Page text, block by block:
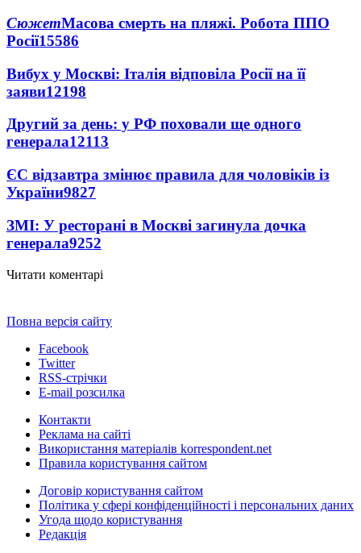
СюжетМасова смерть на пляжі. Робота ППО
Росії15586
Вибух у Москві: Італія відповіла Росії на її
заяви12198
Другий за день: у РФ поховали ще одного
генерала12113
ЄС відзавтра змінює правила для чоловіків із
України9827
ЗМІ: У ресторані в Москві загинула дочка
генерала9252
Читати коментарі
Повна версія сайту
Facebook
Twitter
RSS-стрічки
E-mail розсилка
Контакти
Реклама на сайті
Використання матеріалів korrespondent.net
Правила користування сайтом
Договір користування сайтом
Політика у сфері конфіденційності і персональних даних
Угода щодо користування
Редакція